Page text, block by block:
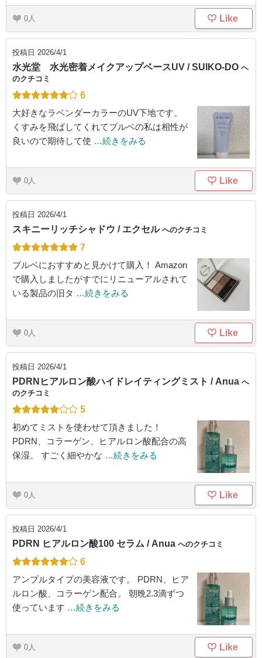
0 Like
投稿日 2026/4/1
水光堂 水光密着メイクアップベースUV / SUIKO-DO へ
のクチコミ
6
大好きなラベンダーカラーのUV下地です。
くすみを飛ばしてくれてブルベの私は相性が
良いので期待して使 …続きをみる
0 Like
投稿日 2026/4/1
スキニーリッチシャドウ / エクセル へのクチコミ
7
ブルベにおすすめと見かけて購入！ Amazon
で購入しましたがすでにリニューアルされて
いる製品の旧タ …続きをみる
0 Like
投稿日 2026/4/1
PDRNヒアルロン酸ハイドレイティングミスト / Anua へ
のクチコミ
5
初めてミストを使わせて頂きました！
PDRN、コラーゲン、ヒアルロン酸配合の高
保湿。 すごく細やかな …続きをみる
0 Like
投稿日 2026/4/1
PDRN ヒアルロン酸100 セラム / Anua へのクチコミ
6
アンプルタイプの美容液です。 PDRN、ヒア
ルロン酸、コラーゲン配合。 朝晩2.3滴ずつ
使っています …続きをみる
0 Like